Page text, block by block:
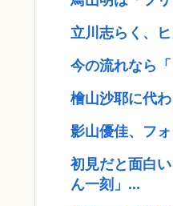
立川志らく、
今の流れなら
檜山沙耶に代
影山優佳、フ
初見だと面白
ん一刻」...